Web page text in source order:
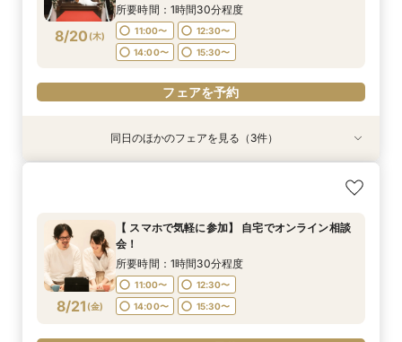
フェアを予約
フェアを予約
フェアを予約
14:00〜
15:30〜
フェアを予約
8/20 (木)
BIGフェア
所要時間：1時間30分程度
11:00〜
12:30〜
14:00〜
15:30〜
フェアを予約
8/20(木)
【期間限定】50％OFF★チャペルフォトキャン
14:00〜
15:30〜
フェアを予約
8/20(木)
【挙式＋会食が5万円OFF！】費用を抑えて叶え
14:00〜
15:30〜
フェアを予約
8/20(木)
11:00〜
12:30〜
フェアを予約
同日のほかのフェアを見る（3件）
8/21 (金)
【 スマホで気軽に参加】 自宅でオンライン相談
会！
所要時間：1時間30分程度
11:00〜
12:30〜
14:00〜
15:30〜